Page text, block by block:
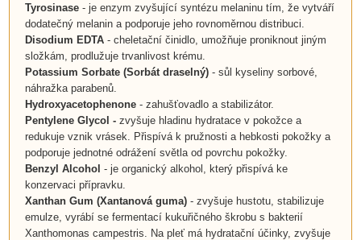
Tyrosinase - je enzym zvyšující syntézu melaninu tím, že vytváří
dodatečný melanin a podporuje jeho rovnoměrnou distribuci.
Disodium EDTA- cheletační činidlo, umožňuje proniknout jiným
složkám, prodlužuje trvanlivost krému.
Potassium Sorbate (Sorbát draselný)- sůl kyseliny sorbové,
náhražka parabenů.
Hydroxyacetophenone- zahušťovadlo a stabilizátor.
Pentylene Glycol - zvyšuje hladinu hydratace v pokožce a
redukuje vznik vrásek. Přispívá k pružnosti a hebkosti pokožky a
podporuje jednotné odrážení světla od povrchu pokožky.
Benzyl Alcohol - je organický alkohol, který přispívá ke
konzervaci přípravku.
Xanthan Gum (Xantanová guma)- zvyšuje hustotu, stabilizuje
emulze, vyrábí se fermentací kukuřičného škrobu s bakterií
Xanthomonas campestris. Na pleť má hydratační účinky, zvyšuje